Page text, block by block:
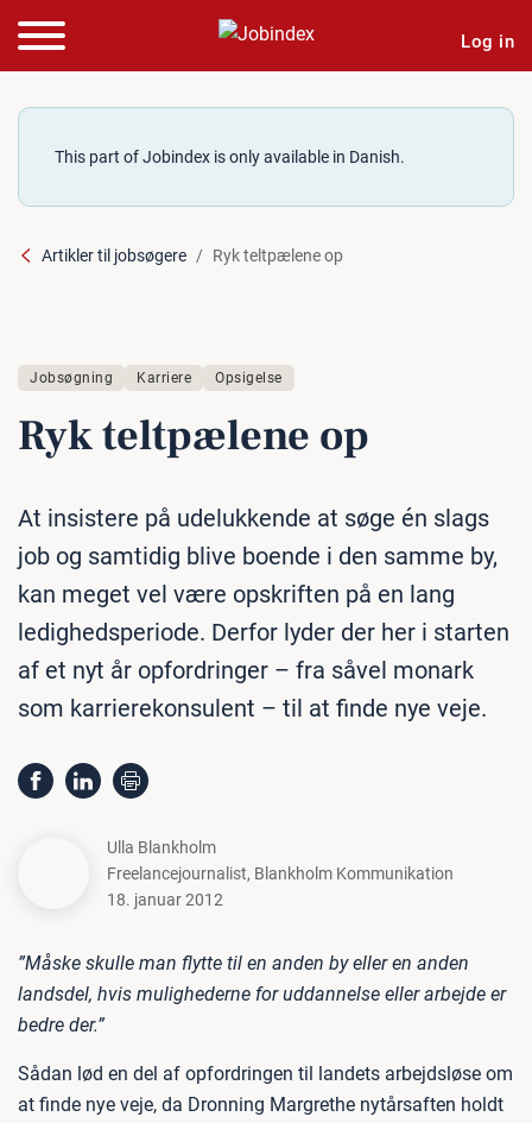
Log in
This part of Jobindex is only available in Danish.
Artikler til jobsøgere Ryk teltpælene op
Jobsøgning Karriere Opsigelse
Ryk telt­pæ­le­ne op
At insistere på udelukkende at søge én slags
job og samtidig blive boende i den samme by,
kan meget vel være opskriften på en lang
ledighedsperiode. Derfor lyder der her i starten
af et nyt år opfordringer – fra såvel monark
som karrierekonsulent – til at finde nye veje.
Ulla Blankholm
Freelancejournalist, Blankholm Kommunikation
18. januar 2012
”Måske skulle man flytte til en anden by eller en anden
landsdel, hvis mulighederne for uddannelse eller arbejde er
bedre der.”
Sådan lød en del af opfordringen til landets arbejdsløse om
at finde nye veje, da Dronning Margrethe nytårsaften holdt